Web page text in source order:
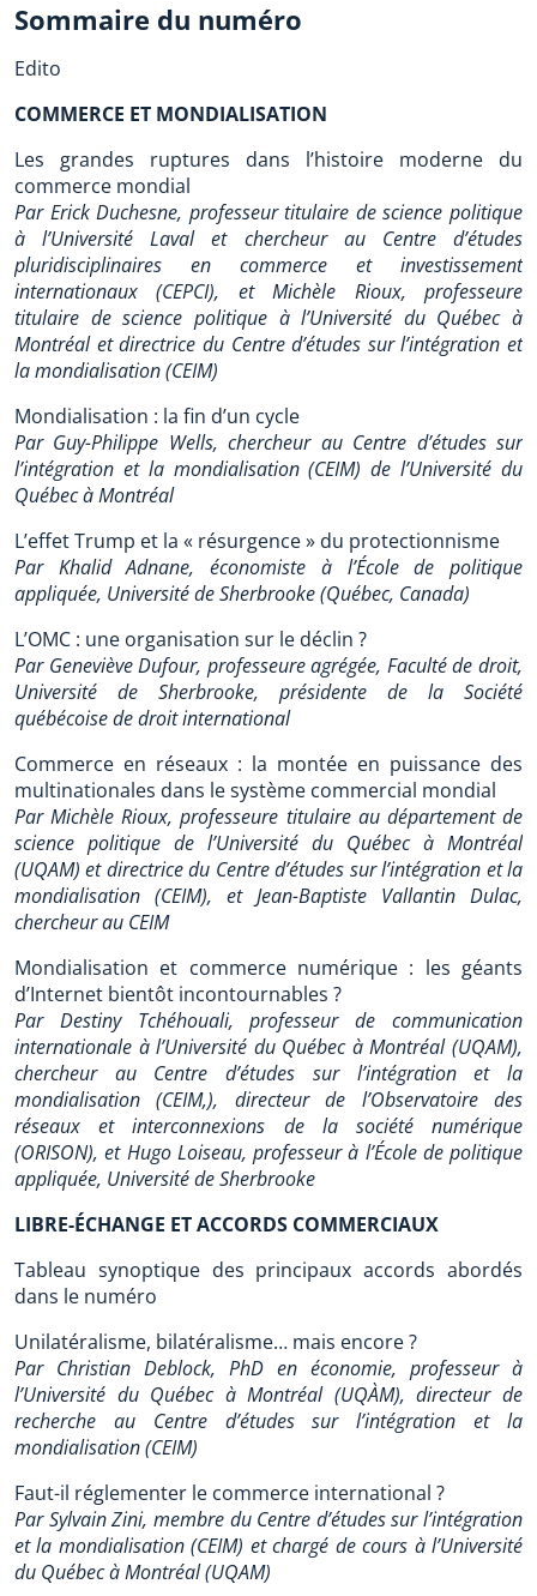
Sommaire du numéro
Edito
COMMERCE ET MONDIALISATION
Les grandes ruptures dans l’histoire moderne du
commerce mondial
Par Erick Duchesne, professeur titulaire de science politique
à l’Université Laval et chercheur au Centre d’études
pluridisciplinaires en commerce et investissement
internationaux (CEPCI), et Michèle Rioux, professeure
titulaire de science politique à l’Université du Québec à
Montréal et directrice du Centre d’études sur l’intégration et
la mondialisation (CEIM)
Mondialisation : la fin d’un cycle
Par Guy-Philippe Wells, chercheur au Centre d’études sur
l’intégration et la mondialisation (CEIM) de l’Université du
Québec à Montréal
L’effet Trump et la « résurgence » du protectionnisme
Par Khalid Adnane, économiste à l’École de politique
appliquée, Université de Sherbrooke (Québec, Canada)
L’OMC : une organisation sur le déclin ?
Par Geneviève Dufour, professeure agrégée, Faculté de droit,
Université de Sherbrooke, présidente de la Société
québécoise de droit international
Commerce en réseaux : la montée en puissance des
multinationales dans le système commercial mondial
Par Michèle Rioux, professeure titulaire au département de
science politique de l’Université du Québec à Montréal
(UQAM) et directrice du Centre d’études sur l’intégration et la
mondialisation (CEIM), et Jean-Baptiste Vallantin Dulac,
chercheur au CEIM
Mondialisation et commerce numérique : les géants
d’Internet bientôt incontournables ?
Par Destiny Tchéhouali, professeur de communication
internationale à l’Université du Québec à Montréal (UQAM),
chercheur au Centre d’études sur l’intégration et la
mondialisation (CEIM,), directeur de l’Observatoire des
réseaux et interconnexions de la société numérique
(ORISON), et Hugo Loiseau, professeur à l’École de politique
appliquée, Université de Sherbrooke
LIBRE-ÉCHANGE ET ACCORDS COMMERCIAUX
Tableau synoptique des principaux accords abordés
dans le numéro
Unilatéralisme, bilatéralisme… mais encore ?
Par Christian Deblock, PhD en économie, professeur à
l’Université du Québec à Montréal (UQÀM), directeur de
recherche au Centre d’études sur l’intégration et la
mondialisation (CEIM)
Faut-il réglementer le commerce international ?
Par Sylvain Zini, membre du Centre d’études sur l’intégration
et la mondialisation (CEIM) et chargé de cours à l’Université
du Québec à Montréal (UQAM)